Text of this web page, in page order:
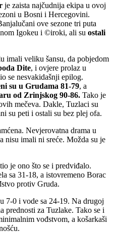
je zaista najčudnija ekipa u ovoj
u Bosni i Hercegovini.
ove sezone tri puta
Igokeu i ©iroki, ali su ostali
imali veliku šansu, da pobjedom
Dite, i ovjere prolaz u
se nesvakidašnji epilog.
su u Grudama 81-79, a
od Zrinjskog 90-86. Tako je
mečeva. Dakle, Tuzlaci su
su peti i ostali su bez plej ofa.
Nevjerovatna drama u
nisu imali ni sreće. Možda su je
je ono što se i predviđalo.
sa 31-18, a istovremeno Borac
protiv Gruda.
7-0 i vode sa 24-19. Na drugoj
prednosti za Tuzlake. Tako se i
vođstvom, a košarkaši